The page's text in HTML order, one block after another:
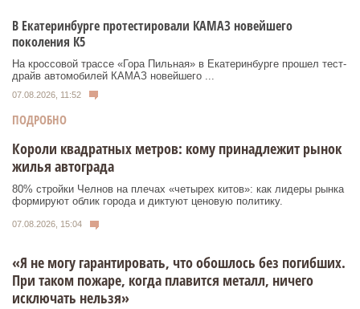
В Екатеринбурге протестировали КАМАЗ новейшего
поколения К5
На кроссовой трассе «Гора Пильная» в Екатеринбурге прошел тест-
драйв автомобилей КАМАЗ новейшего ...
07.08.2026, 11:52
ПОДРОБНО
Короли квадратных метров: кому принадлежит рынок
жилья автограда
80% стройки Челнов на плечах «четырех китов»: как лидеры рынка
формируют облик города и диктуют ценовую политику.
07.08.2026, 15:04
«Я не могу гарантировать, что обошлось без погибших.
При таком пожаре, когда плавится металл, ничего
исключать нельзя»